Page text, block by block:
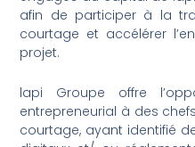
afin de participer à la
courtage et accélérer
projet.
lapi Groupe offre
entrepreneurial à des
courtage, ayant identifié